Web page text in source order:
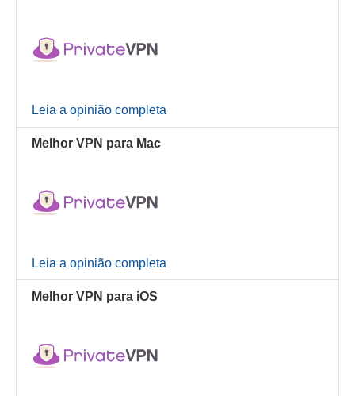
Leia a opinião completa
Melhor VPN para Mac
Leia a opinião completa
Melhor VPN para iOS